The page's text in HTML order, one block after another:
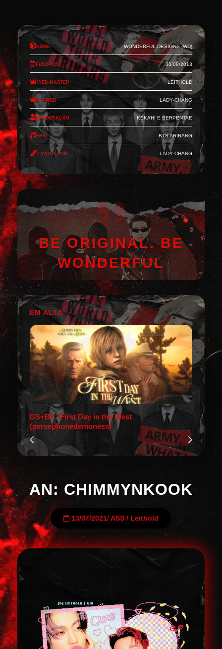
Nome Wonderful Designs (WD)
Fundado 30/08/2013
Web-Master Leithold
Co-Web Lady-Chang
Moderação Kekahi e Serpentae
Feat BTS Arirang
Layout por Lady-Chang
BE ORIGINAL. BE
WONDERFUL
EM ALTA
DS+BC: First Day in the West
(persephonedemoness)
AN: CHIMMYNKOOK
13/07/2021/ ASS / Leithold